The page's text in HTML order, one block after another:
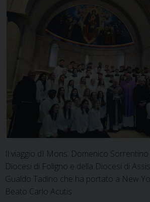
Il viaggio dI Mons. Domenico
Diocesi di Foligno e della Diocesi di
Gualdo Tadino che ha portato a New
Beato Carlo Acutis.